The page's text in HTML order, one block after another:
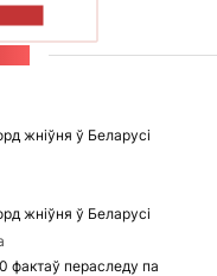
жніўня ў Беларусі
жніўня ў Беларусі
фактаў пераследу па